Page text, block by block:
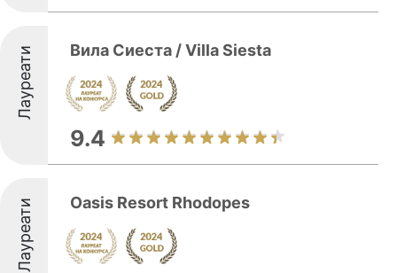
Лауреати Вила Сиеста / Villa Siesta
9.4
Лауреати Oasis Resort Rhodopes